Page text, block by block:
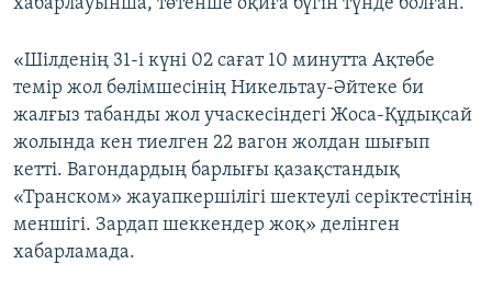
хабарлауынша, төтенше оқиға бүгін түнде болған.
«Шілденің 31-і күні 02 сағат 10 минутта Ақтөбе
темір жол бөлімшесінің Никельтау-Әйтеке би
жалғыз табанды жол учаскесіндегі Жоса-Құдықсай
жолында кен тиелген 22 вагон жолдан шығып
кетті. Вагондардың барлығы қазақстандық
«Транском» жауапкершілігі шектеулі серіктестінің
меншігі. Зардап шеккендер жоқ» делінген
хабарламада.